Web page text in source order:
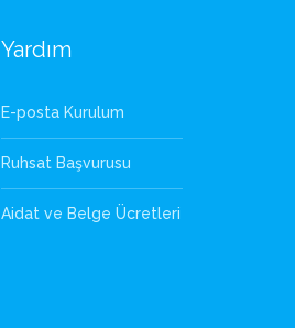
Yardım
E-posta Kurulum
Ruhsat Başvurusu
Aidat ve Belge Ücretleri